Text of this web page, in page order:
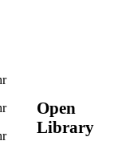
Open
Library